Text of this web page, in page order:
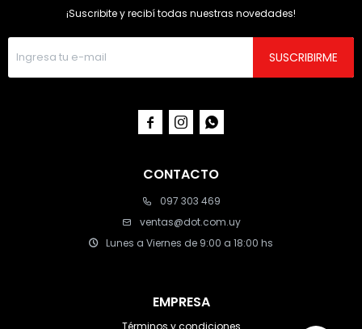
CONTACTO
097 303 469
ventas@dot.com.uy
Lunes a Viernes de 9:00 a 18:00 hs
EMPRESA
Términos y condiciones
¡Suscribite y recibí todas nuestras novedades!
SUSCRIBIRME
  